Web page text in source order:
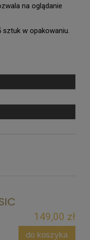
na oglądanie
w opakowaniu.
149,00 zł
do koszyka